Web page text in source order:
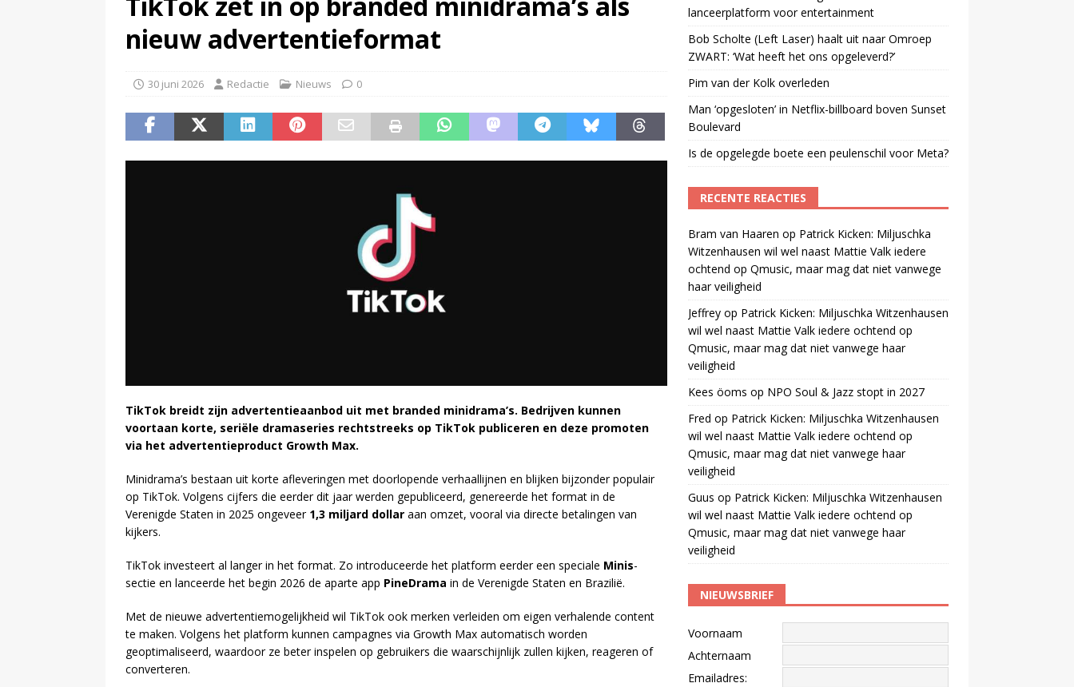
Netflix wil met GTA VI uitgroeien tot lanceerplatform voor entertainment
nieuw advertentieformat
30 juni 2026 Redactie Nieuws 0
TikTok breidt zijn advertentieaanbod uit met branded minidrama’s. Bedrijven kunnen
voortaan korte, seriële dramaseries rechtstreeks op TikTok publiceren en deze promoten
via het advertentieproduct Growth Max.
Minidrama’s bestaan uit korte afleveringen met doorlopende verhaallijnen en blijken bijzonder populair
op TikTok. Volgens cijfers die eerder dit jaar werden gepubliceerd, genereerde het format in de
Verenigde Staten in 2025 ongeveer 1,3 miljard dollar aan omzet, vooral via directe betalingen van
kijkers.
TikTok investeert al langer in het format. Zo introduceerde het platform eerder een speciale Minis-
sectie en lanceerde het begin 2026 de aparte app PineDrama in de Verenigde Staten en Brazilië.
Met de nieuwe advertentiemogelijkheid wil TikTok ook merken verleiden om eigen verhalende content
te maken. Volgens het platform kunnen campagnes via Growth Max automatisch worden
geoptimaliseerd, waardoor ze beter inspelen op gebruikers die waarschijnlijk zullen kijken, reageren of
converteren.
lanceerplatform voor entertainment
Bob Scholte (Left Laser) haalt uit naar Omroep
ZWART: ‘Wat heeft het ons opgeleverd?’
Pim van der Kolk overleden
Man ‘opgesloten’ in Netflix-billboard boven Sunset
Boulevard
Is de opgelegde boete een peulenschil voor Meta?
RECENTE REACTIES
Bram van Haaren op Patrick Kicken: Miljuschka
Witzenhausen wil wel naast Mattie Valk iedere
ochtend op Qmusic, maar mag dat niet vanwege
haar veiligheid
Jeffreyop Patrick Kicken: Miljuschka Witzenhausen
wil wel naast Mattie Valk iedere ochtend op
Qmusic, maar mag dat niet vanwege haar
veiligheid
Kees öoms op NPO Soul & Jazz stopt in 2027
Fred op Patrick Kicken: Miljuschka Witzenhausen
wil wel naast Mattie Valk iedere ochtend op
Qmusic, maar mag dat niet vanwege haar
veiligheid
Guus op Patrick Kicken: Miljuschka Witzenhausen
wil wel naast Mattie Valk iedere ochtend op
Qmusic, maar mag dat niet vanwege haar
veiligheid
NIEUWSBRIEF
Voornaam
Achternaam
Emailadres: